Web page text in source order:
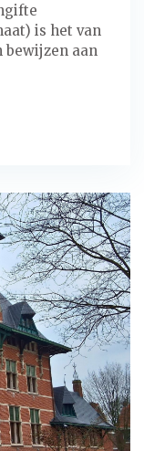
is het van
bewijzen aan